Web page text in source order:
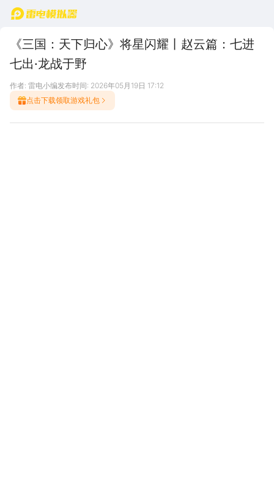
首页
《三国：天下归心》将星闪耀丨赵云篇：七进
七出·龙战于野
作者: 雷电小编发布时间: 2026年05月19日 17:12
点击下载领取游戏礼包